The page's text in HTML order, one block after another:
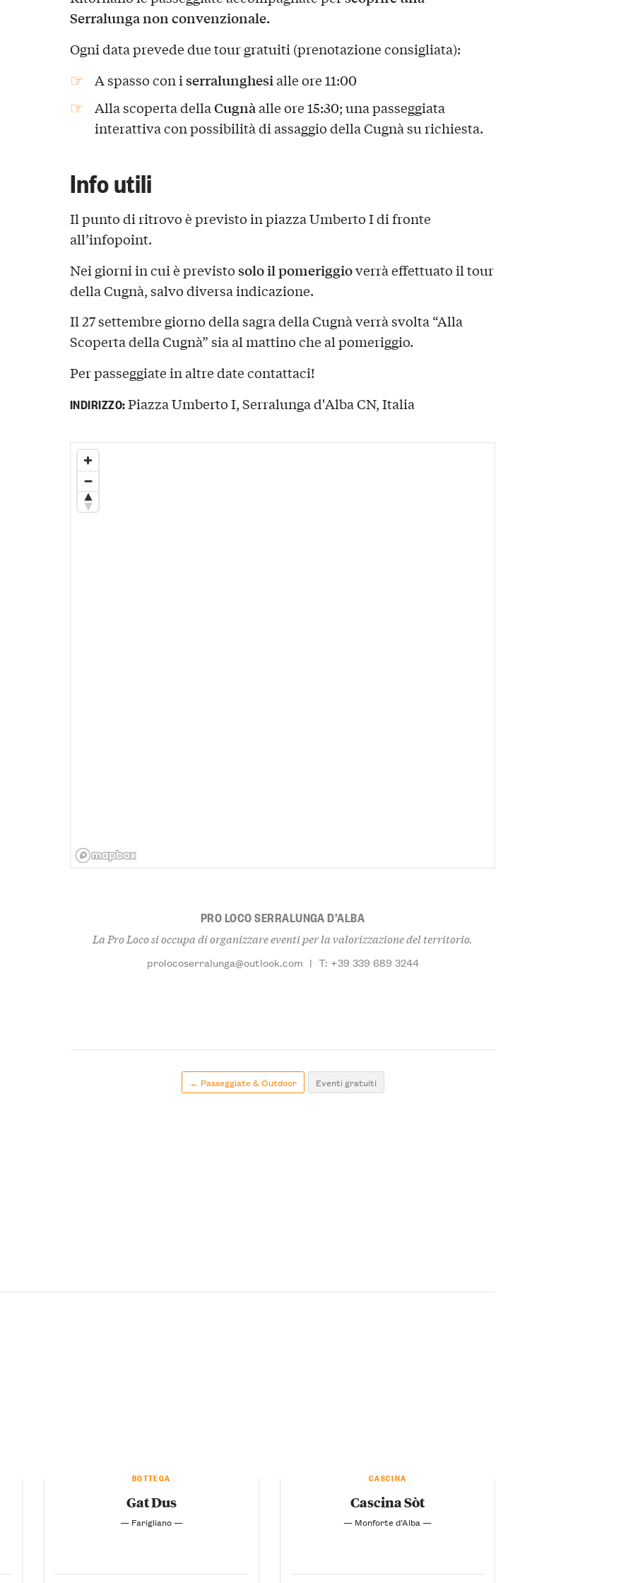
Serralunga non convenzionale.
Ogni data prevede due tour gratuiti (prenotazione consigliata):
A spasso con iserralunghesi alle ore 11:00
Alla scoperta dellaCugnà alle ore 15:30; una passeggiata
interattiva con possibilità di assaggio della Cugnà su richiesta.
Info utili
Il punto di ritrovo è previsto in piazza Umberto I di fronte
all’infopoint.
Nei giorni in cui è previstosolo il pomeriggioverrà effettuato il tour
della Cugnà, salvo diversa indicazione.
Il 27 settembre giorno della sagra della Cugnà verrà svolta “Alla
Scoperta della Cugnà” sia al mattino che al pomeriggio.
Per passeggiate in altre date contattaci!
INDIRIZZO:Piazza Umberto I, Serralunga d'Alba CN, Italia
PRO LOCO SERRALUNGA D’ALBA
La Pro Loco si occupa di organizzare eventi per la valorizzazione del territorio.
prolocoserralunga@outlook.com | T: +39 339 689 3244
← Passeggiate & Outdoor Eventi gratuiti
BOTTEGA
Gat Dus
— Farigliano —
CASCINA
Cascina Sòt
— Monforte d’Alba —